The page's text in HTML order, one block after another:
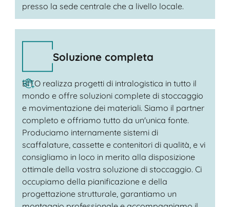
presso la sede centrale che a livello locale.
Soluzione completa
BITO realizza progetti di intralogistica in tutto il
mondo e offre soluzioni complete di stoccaggio
e movimentazione dei materiali. Siamo il partner
completo e offriamo tutto da un'unica fonte.
Produciamo internamente sistemi di
scaffalature, cassette e contenitori di qualità, e vi
consigliamo in loco in merito alla disposizione
ottimale della vostra soluzione di stoccaggio. Ci
occupiamo della pianificazione e della
progettazione strutturale, garantiamo un